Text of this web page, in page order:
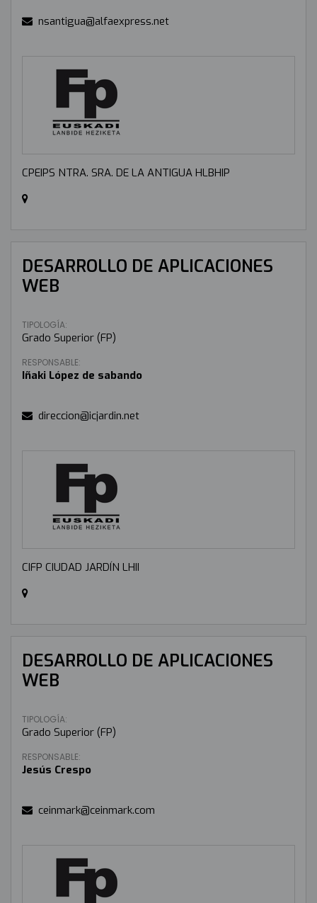
nsantigua@alfaexpress.net
CPEIPS NTRA. SRA. DE LA ANTIGUA HLBHIP
DESARROLLO DE APLICACIONES
WEB
TIPOLOGÍA:
Grado Superior (FP)
RESPONSABLE:
Iñaki López de sabando
direccion@icjardin.net
CIFP CIUDAD JARDÍN LHII
DESARROLLO DE APLICACIONES
WEB
TIPOLOGÍA:
Grado Superior (FP)
RESPONSABLE:
Jesús Crespo
ceinmark@ceinmark.com